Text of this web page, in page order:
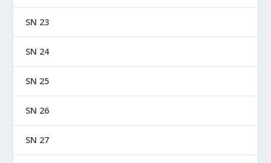
SN 23
SN 24
SN 25
SN 26
SN 27